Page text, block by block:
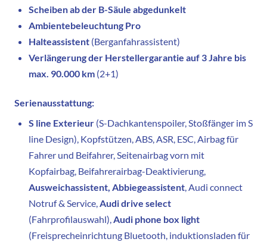
Scheiben ab der B-Säule abgedunkelt
Ambientebeleuchtung Pro
Halteassistent (Berganfahrassistent)
Verlängerung der Herstellergarantie auf 3 Jahre bis
max. 90.000 km (2+1)
Serienausstattung:
S line Exterieur (S-Dachkantenspoiler, Stoßfänger im S
line Design), Kopfstützen, ABS, ASR, ESC, Airbag für
Fahrer und Beifahrer, Seitenairbag vorn mit
Kopfairbag, Beifahrerairbag-Deaktivierung,
Ausweichassistent, Abbiegeassistent, Audi connect
Notruf & Service,Audi drive select
(Fahrprofilauswahl),Audi phone box light
(Freisprecheinrichtung Bluetooth, induktionsladen für